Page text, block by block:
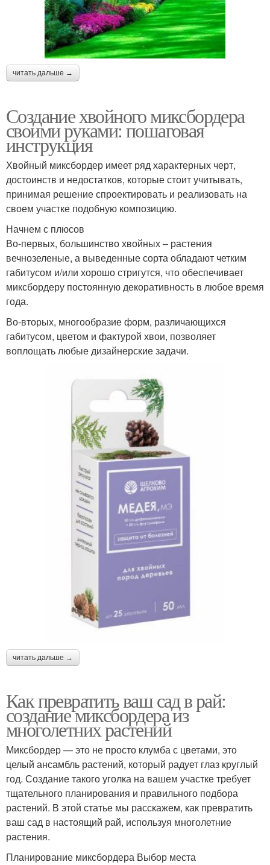
читать дальше →
Создание хвойного миксбордера
своими руками: пошаговая
инструкция
Хвойный миксбордер имеет ряд характерных черт,
достоинств и недостатков, которые стоит учитывать,
принимая решение спроектировать и реализовать на
своем участке подобную композицию.
Начнем с плюсов
Во-первых, большинство хвойных – растения
вечнозеленые, а выведенные сорта обладают четким
габитусом и/или хорошо стригутся, что обеспечивает
миксбордеру постоянную декоративность в любое время
года.
Во-вторых, многообразие форм, различающихся
габитусом, цветом и фактурой хвои, позволяет
воплощать любые дизайнерские задачи.
читать дальше →
Как превратить ваш сад в рай:
создание миксбордера из
многолетних растений
Миксбордер — это не просто клумба с цветами, это
целый ансамбль растений, который радует глаз круглый
год. Создание такого уголка на вашем участке требует
тщательного планирования и правильного подбора
растений. В этой статье мы расскажем, как превратить
ваш сад в настоящий рай, используя многолетние
растения.
Планирование миксбордера Выбор места